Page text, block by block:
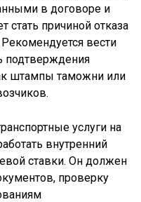
в договоре и
причиной отказа
вести
подтверждения
штампы таможни или
услуги на
внутренний
ставки. Он должен
проверку